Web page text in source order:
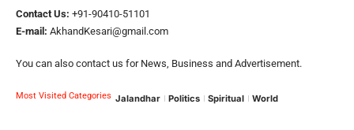
Contact Us: +91-90410-51101
E-mail: AkhandKesari@gmail.com
You can also contact us for News, Business and Advertisement.
Most Visited Categories Jalandhar Politics Spiritual World